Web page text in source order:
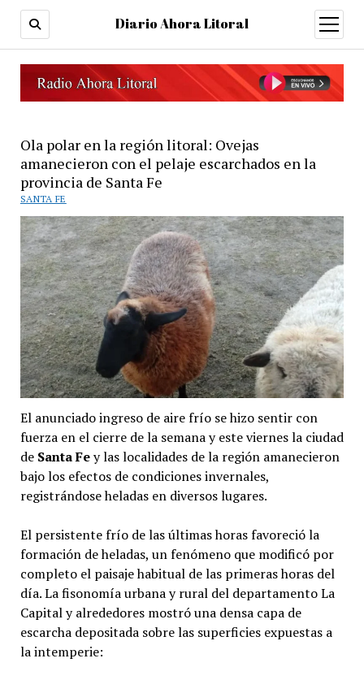
Diario Ahora Litoral
open
menu
Ola polar en la región litoral: Ovejas
amanecieron con el pelaje escarchados en la
provincia de Santa Fe
SANTA FE
El anunciado ingreso de aire frío se hizo sentir con
fuerza en el cierre de la semana y este viernes la ciudad
de Santa Fey las localidades de la región amanecieron
bajo los efectos de condiciones invernales,
registrándose heladas en diversos lugares.
El persistente frío de las últimas horas favoreció la
formación de heladas, un fenómeno que modificó por
completo el paisaje habitual de las primeras horas del
día. La fisonomía urbana y rural del departamento La
Capital y alrededores mostró una densa capa de
escarcha depositada sobre las superficies expuestas a
la intemperie: